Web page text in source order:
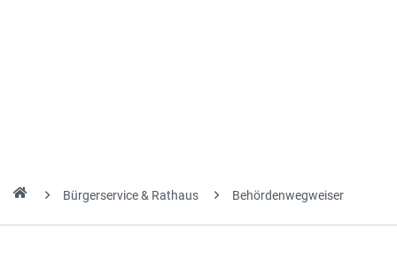
Bürgerservice & Rathaus Behördenwegweiser